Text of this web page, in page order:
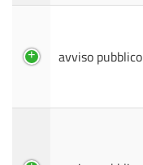
avviso pubblico